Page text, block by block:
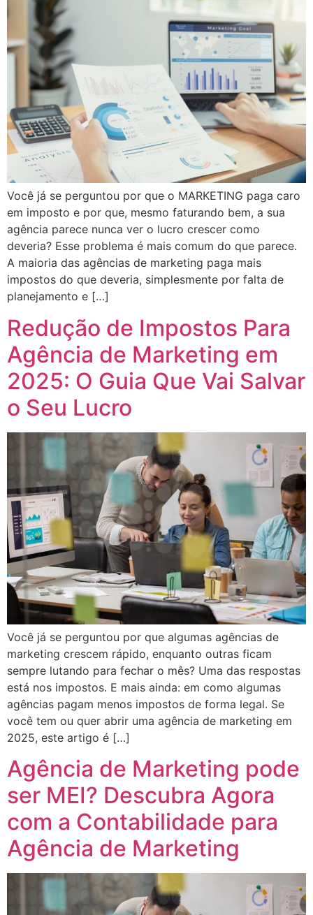
Você já se perguntou por que o MARKETING paga caro
em imposto e por que, mesmo faturando bem, a sua
agência parece nunca ver o lucro crescer como
deveria? Esse problema é mais comum do que parece.
A maioria das agências de marketing paga mais
impostos do que deveria, simplesmente por falta de
planejamento e […]
Redução de Impostos Para
Agência de Marketing em
2025: O Guia Que Vai Salvar
o Seu Lucro
Você já se perguntou por que algumas agências de
marketing crescem rápido, enquanto outras ficam
sempre lutando para fechar o mês? Uma das respostas
está nos impostos. E mais ainda: em como algumas
agências pagam menos impostos de forma legal. Se
você tem ou quer abrir uma agência de marketing em
2025, este artigo é […]
Agência de Marketing pode
ser MEI? Descubra Agora
com a Contabilidade para
Agência de Marketing